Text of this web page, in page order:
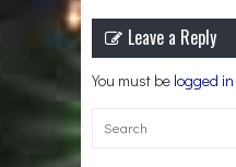
Leave a Reply
You must be logged in